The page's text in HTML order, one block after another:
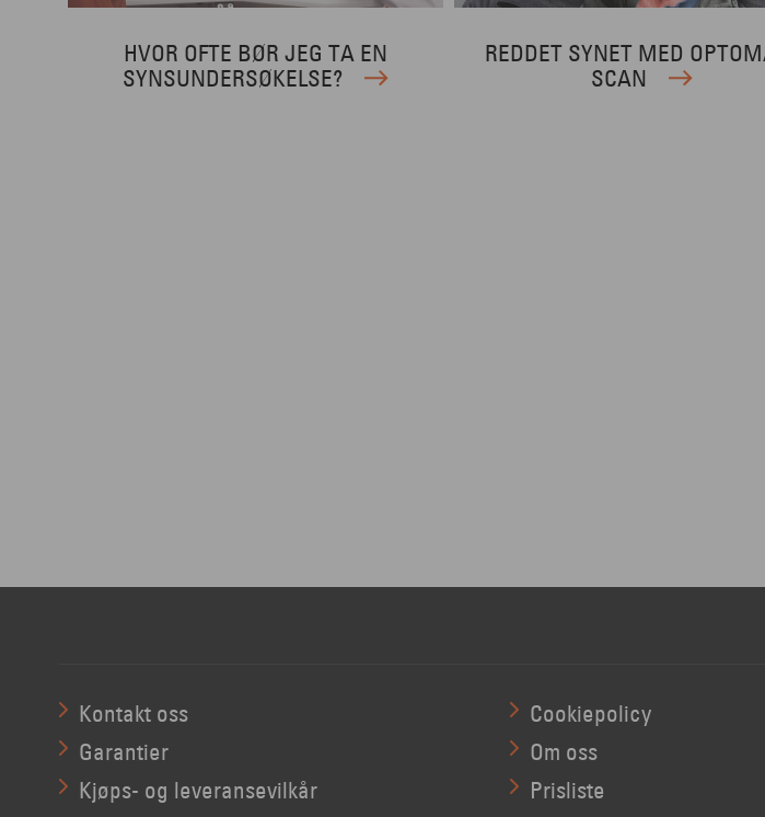
HVOR OFTE BØR JEG TA EN
SYNSUNDERSØKELSE?
REDDET SYNET MED
SCAN
Kontakt oss
Garantier
Kjøps- og leveransevilkår
Cookiepolicy
Om oss
Prisliste